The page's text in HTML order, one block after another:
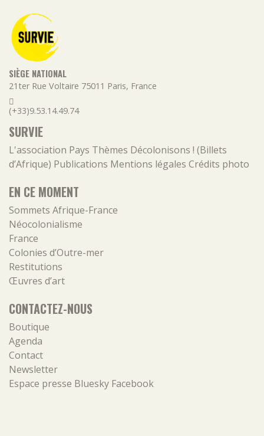
SIÈGE NATIONAL
21ter Rue Voltaire 75011 Paris, France
(+33)9.53.14.49.74
SURVIE
L'association Pays Thèmes Décolonisons ! (Billets
d’Afrique) Publications Mentions légales Crédits photo
EN CE MOMENT
Sommets Afrique-France
Néocolonialisme
France
Colonies d’Outre-mer
Restitutions
Œuvres d’art
CONTACTEZ-NOUS
Boutique
Agenda
Contact
Newsletter
Espace presse Bluesky Facebook